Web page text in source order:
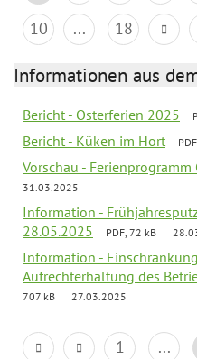
10
... 18
Informationen aus
Bericht - Osterferien 2025
Bericht - Küken im Hort
Vorschau -
31.03.2025
Information -
28.05.2025
PDF, 72 kB
Information -
Aufrechterhaltung des
707 kB
27.03.2025
1 ...